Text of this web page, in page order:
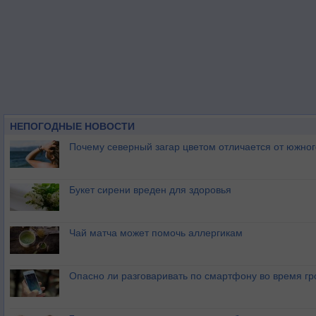
НЕПОГОДНЫЕ НОВОСТИ
Почему северный загар цветом отличается от
Букет сирени вреден для здоровья
Чай матча может помочь аллергикам
Опасно ли разговаривать по смартфону во время